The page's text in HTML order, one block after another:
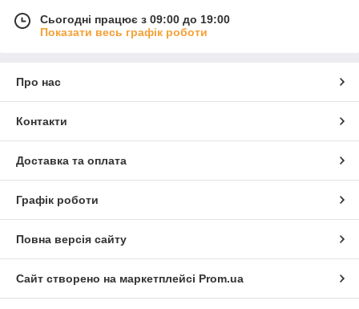
Сьогодні працює з 09:00 до 19:00
Показати весь графік роботи
Про нас
Контакти
Доставка та оплата
Графік роботи
Повна версія сайту
Сайт створено на маркетплейсі Prom.ua